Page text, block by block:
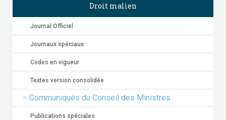
Droit malien
Journal Officiel
Journaux spéciaux
Codes en vigueur
Textes version consolidée
Communiqués du Conseil des Ministres
Publications spéciales